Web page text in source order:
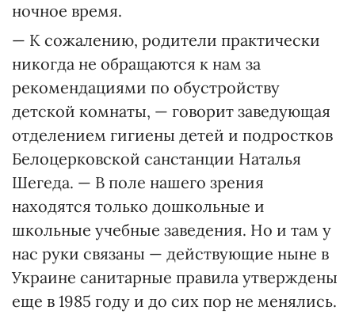
ночное время.
— К сожалению, родители практически
никогда не обращаются к нам за
рекомендациями по обустройству
детской комнаты, — говорит заведующая
отделением гигиены детей и подростков
Белоцерковской санстанции Наталья
Шегеда. — В поле нашего зрения
находятся только дошкольные и
школьные учебные заведения. Но и там у
нас руки связаны — действующие ныне в
Украине санитарные правила утверждены
еще в 1985 году и до сих пор не менялись.